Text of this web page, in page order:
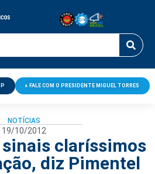
FALE COM O PRESIDENTE MIGUEL TORRES
NOTÍCIAS
19/10/2012
claríssimos
diz Pimentel